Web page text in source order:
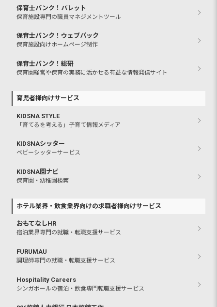
保育士バンク！パレット
保育施設専門の職員マネジメントツール
保育士バンク！ウェブパック
保育施設向けホームページ制作
保育士バンク！総研
保育園経営や保育の実務に活かせる有益な情報発信サイト
育児者様向けサービス
KIDSNA STYLE
「育てるを考える」子育て情報メディア
KIDSNAシッター
ベビーシッターサービス
KIDSNA園ナビ
保育園・幼稚園検索
ホテル業界・飲食業界向けの求職者様向けサービス
おもてなしHR
宿泊業界専門の就職・転職支援サービス
FURUMAU
調理師専門の就職・転職支援サービス
Hospitality Careers
シンガポールの宿泊・飲食専門転職支援サービス